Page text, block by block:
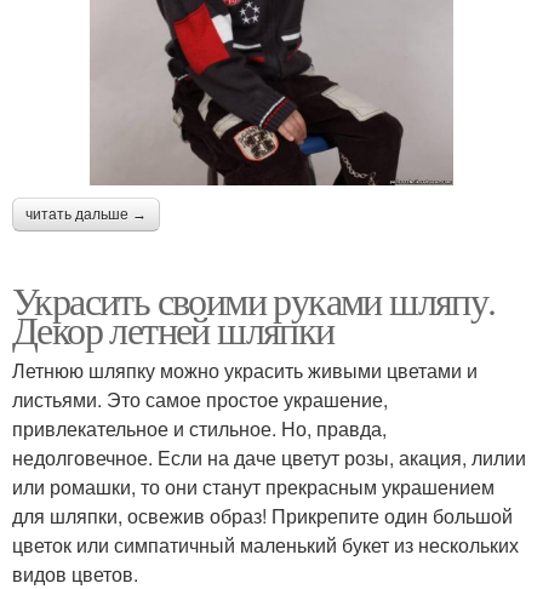
читать дальше →
Украсить своими руками шляпу.
Декор летней шляпки
Летнюю шляпку можно украсить живыми цветами и
листьями. Это самое простое украшение,
привлекательное и стильное. Но, правда,
недолговечное. Если на даче цветут розы, акация, лилии
или ромашки, то они станут прекрасным украшением
для шляпки, освежив образ! Прикрепите один большой
цветок или симпатичный маленький букет из нескольких
видов цветов.